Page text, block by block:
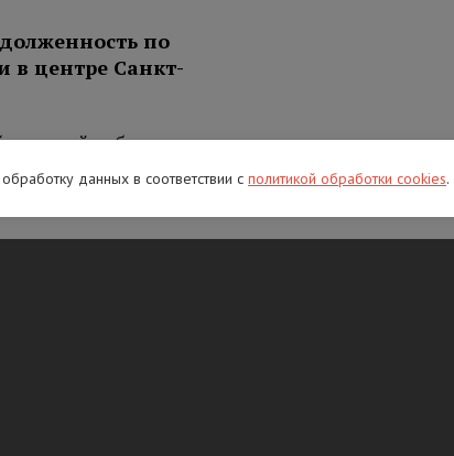
по
в центре Санкт-
работников
установила, что
плате.
процентов за
данных в соответствии с политикой обработки cookies.